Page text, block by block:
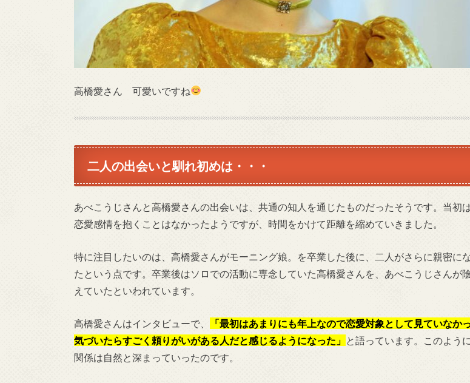
高橋愛さん 可愛いですね
二人の出会いと馴れ初めは・・・
あべこうじさんと高橋愛さんの出会いは、共通の知人を通じたものだったそうです。当初
恋愛感情を抱くことはなかったようですが、時間をかけて距離を縮めていきました。
特に注目したいのは、高橋愛さんがモーニング娘。を卒業した後に、二人がさらに親密に
たという点です。卒業後はソロでの活動に専念していた高橋愛さんを、あべこうじさんが
えていたといわれています。
高橋愛さんはインタビューで、
「最初はあまりにも年上なので恋愛対象として見ていなか
気づいたらすごく頼りがいがある人だと感じるようになった」 と語っています。このよう
関係は自然と深まっていったのです。